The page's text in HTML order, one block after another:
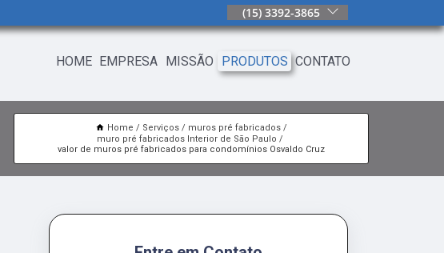
(15) 3392-3865
HOME EMPRESA MISSÃO PRODUTOS CONTATO
Home Serviços
muros pré fabricados
muro pré fabricados Interior de São Paulo
valor de muros pré fabricados para condomínios Osvaldo Cruz